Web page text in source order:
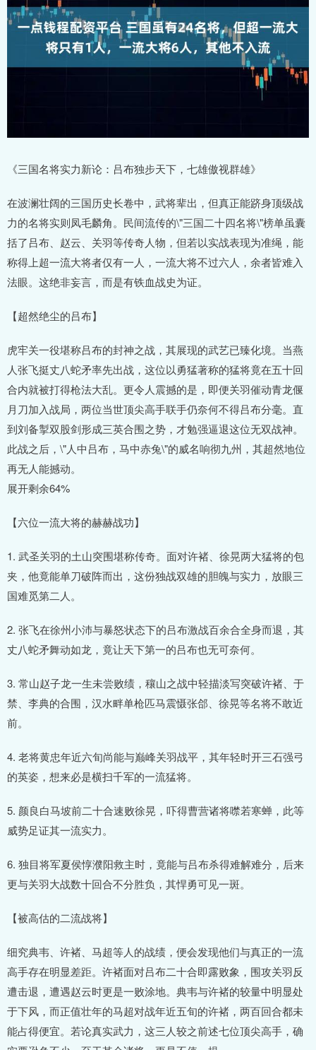
《三国名将实力新论：吕布独步天下，七雄傲视群雄》
在波澜壮阔的三国历史长卷中，武将辈出，但真正能跻身顶级战
力的名将实则凤毛麟角。民间流传的\"三国二十四名将\"榜单虽囊
括了吕布、赵云、关羽等传奇人物，但若以实战表现为准绳，能
称得上超一流大将者仅有一人，一流大将不过六人，余者皆难入
法眼。这绝非妄言，而是有铁血战史为证。
【超然绝尘的吕布】
虎牢关一役堪称吕布的封神之战，其展现的武艺已臻化境。当燕
人张飞挺丈八蛇矛率先出战，这位以勇猛著称的猛将竟在五十回
合内就被打得枪法大乱。更令人震撼的是，即便关羽催动青龙偃
月刀加入战局，两位当世顶尖高手联手仍奈何不得吕布分毫。直
到刘备掣双股剑形成三英合围之势，才勉强逼退这位无双战神。
此战之后，\"人中吕布，马中赤兔\"的威名响彻九州，其超然地位
再无人能撼动。
展开剩余64%
【六位一流大将的赫赫战功】
1. 武圣关羽的土山突围堪称传奇。面对许褚、徐晃两大猛将的包
夹，他竟能单刀破阵而出，这份独战双雄的胆魄与实力，放眼三
国难觅第二人。
2. 张飞在徐州小沛与暴怒状态下的吕布激战百余合全身而退，其
丈八蛇矛舞动如龙，竟让天下第一的吕布也无可奈何。
3. 常山赵子龙一生未尝败绩，穰山之战中轻描淡写突破许褚、于
禁、李典的合围，汉水畔单枪匹马震慑张郃、徐晃等名将不敢近
前。
4. 老将黄忠年近六旬尚能与巅峰关羽战平，其年轻时开三石强弓
的英姿，想来必是横扫千军的一流猛将。
5. 颜良白马坡前二十合速败徐晃，吓得曹营诸将噤若寒蝉，此等
威势足证其一流实力。
6. 独目将军夏侯惇濮阳救主时，竟能与吕布杀得难解难分，后来
更与关羽大战数十回合不分胜负，其悍勇可见一斑。
【被高估的二流战将】
细究典韦、许褚、马超等人的战绩，便会发现他们与真正的一流
高手存在明显差距。许褚面对吕布二十合即露败象，围攻关羽反
遭击退，遭遇赵云时更是一败涂地。典韦与许褚的较量中明显处
于下风，而正值壮年的马超对战年近五旬的许褚，两百回合都未
能占得便宜。若论真实武力，这三人较之前述七位顶尖高手，确